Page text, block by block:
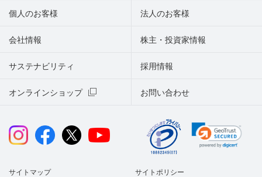
個人のお客様 法人のお客様
会社情報 株主・投資家情報
サステナビリティ
オンラインショップ お問い合わせ
採用情報
サイトマップ サイトポリシー